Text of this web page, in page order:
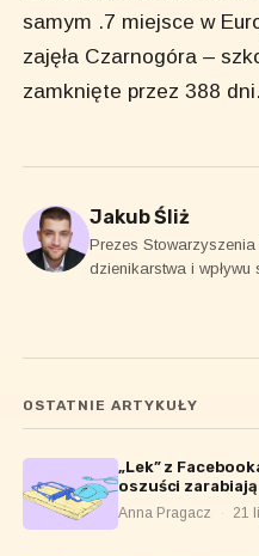
samym .7 miejsce w
zajęła Czarnogóra –
zamknięte przez 388 dni.
Jakub Śliż
Prezes
dzienikarstwa i wpływu
OSTATNIE ARTYKUŁY
„Lek” z
oszuści
Anna Pragacz · 21